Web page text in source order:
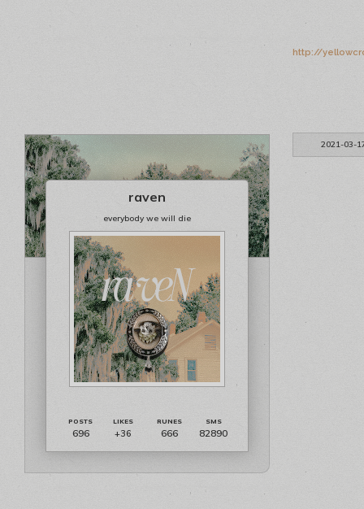
http://
2021-03-
raven
everybody we will die
696 +36 666 82890